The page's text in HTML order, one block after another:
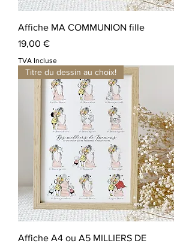
Affiche MA COMMUNION fille
Prix
19,00 €
TVA Incluse
Titre du dessin au choix!
Affiche A4 ou A5 MILLIERS DE